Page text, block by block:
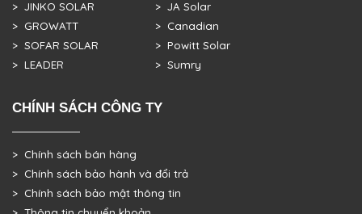
> JINKO SOLAR
> GROWATT
> SOFAR SOLAR
> LEADER
> JA Solar
> Canadian
> Powitt Solar
> Sumry
CHÍNH SÁCH CÔNG TY
> Chính sách bán hàng
> Chính sách bảo hành và đổi trả
> Chính sách bảo mật thông tin